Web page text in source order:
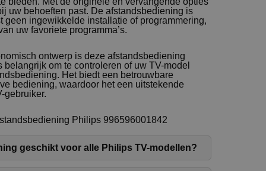
uw behoeften past. De afstandsbediening is
geen ingewikkelde installatie of programmering,
uw favoriete programma’s.
ontwerp is deze afstandsbediening
om te controleren of uw TV-model
Het biedt een betrouwbare
bediening, waardoor het een uitstekende
gebruiker.
Philips 996596001842
geschikt voor alle Philips TV-modellen?